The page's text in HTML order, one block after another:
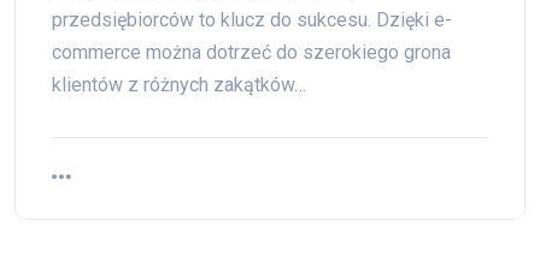
przedsiębiorców to klucz do sukcesu. Dzięki e-
commerce można dotrzeć do szerokiego grona
klientów z różnych zakątków…